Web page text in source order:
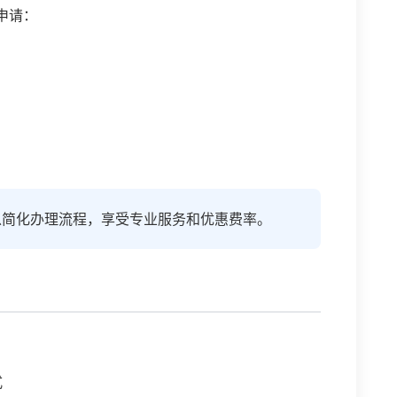
：
化办理流程，享受专业服务和优惠费率。